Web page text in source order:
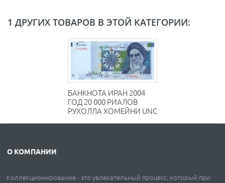
1 ДРУГИХ ТОВАРОВ В ЭТОЙ КАТЕГОРИИ:
БАНКНОТА ИРАН 2004
ГОД 20 000 РИАЛОВ
РУХОЛЛА ХОМЕЙНИ UNC
О КОМПАНИИ
Коллекционирование - это увлекательный процесс, который при